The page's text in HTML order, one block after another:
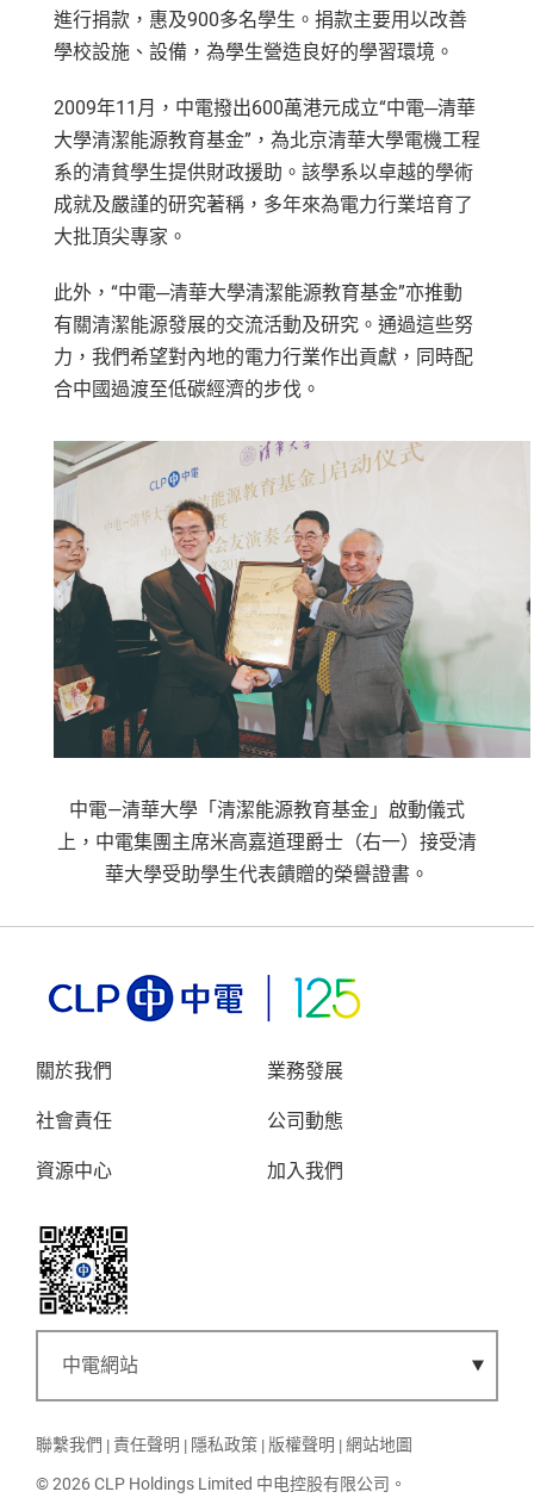
進行捐款，惠及900多名學生。捐款主要用以改善
學校設施、設備，為學生營造良好的學習環境。
2009年11月，中電撥出600萬港元成立“中電─清華
大學清潔能源教育基金”，為北京清華大學電機工程
系的清貧學生提供財政援助。該學系以卓越的學術
成就及嚴謹的研究著稱，多年來為電力行業培育了
大批頂尖專家。
此外，“中電─清華大學清潔能源教育基金”亦推動
有關清潔能源發展的交流活動及研究。通過這些努
力，我們希望對內地的電力行業作出貢獻，同時配
合中國過渡至低碳經濟的步伐。
中電—清華大學「清潔能源教育基金」啟動儀式
上，中電集團主席米高嘉道理爵士（右一）接受清
華大學受助學生代表饋贈的榮譽證書。
關於我們 業務發展
社會責任 公司動態
資源中心 加入我們
聯繫我們 責任聲明 隱私政策 版權聲明 網站地圖
© 2026 CLP Holdings Limited 中电控股有限公司。